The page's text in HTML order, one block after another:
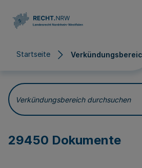
Startseite
Verkündungsbereich durchsuchen
29450 Dokumente